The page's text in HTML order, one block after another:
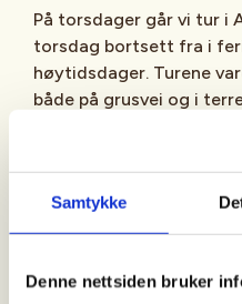
Samtykke
Denne nettsiden bruker
På torsdager går vi tur i
torsdag bortsett fra i
høytidsdager. Turene
både på grusvei og i
underveis/etter turen,
drikke. Kle deg etter